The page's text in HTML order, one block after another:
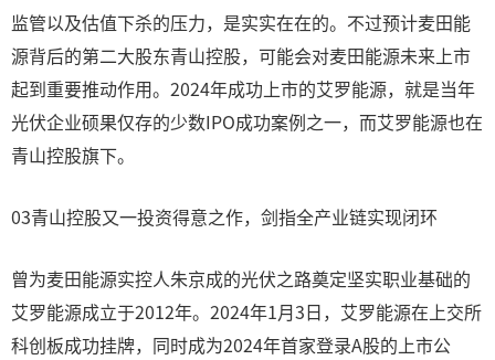
监管以及估值下杀的压力，是实实在在的。不过预计麦田能
源背后的第二大股东青山控股，可能会对麦田能源未来上市
起到重要推动作用。2024年成功上市的艾罗能源，就是当年
光伏企业硕果仅存的少数IPO成功案例之一，而艾罗能源也在
青山控股旗下。
03青山控股又一投资得意之作，剑指全产业链实现闭环
曾为麦田能源实控人朱京成的光伏之路奠定坚实职业基础的
艾罗能源成立于2012年。2024年1月3日，艾罗能源在上交所
科创板成功挂牌，同时成为2024年首家登录A股的上市公